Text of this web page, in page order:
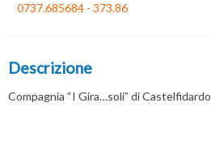
0737.685684 - 373.86
Descrizione
Compagnia “I Gira…soli” di Castelfidardo